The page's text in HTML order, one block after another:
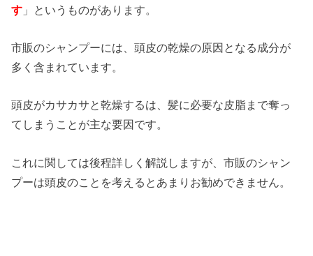
す 」というものがあります。
市販のシャンプーには、頭皮の乾燥の原因となる成分が
多く含まれています。
頭皮がカサカサと乾燥するは、髪に必要な皮脂まで奪っ
てしまうことが主な要因です。
これに関しては後程詳しく解説しますが、市販のシャン
プーは頭皮のことを考えるとあまりお勧めできません。